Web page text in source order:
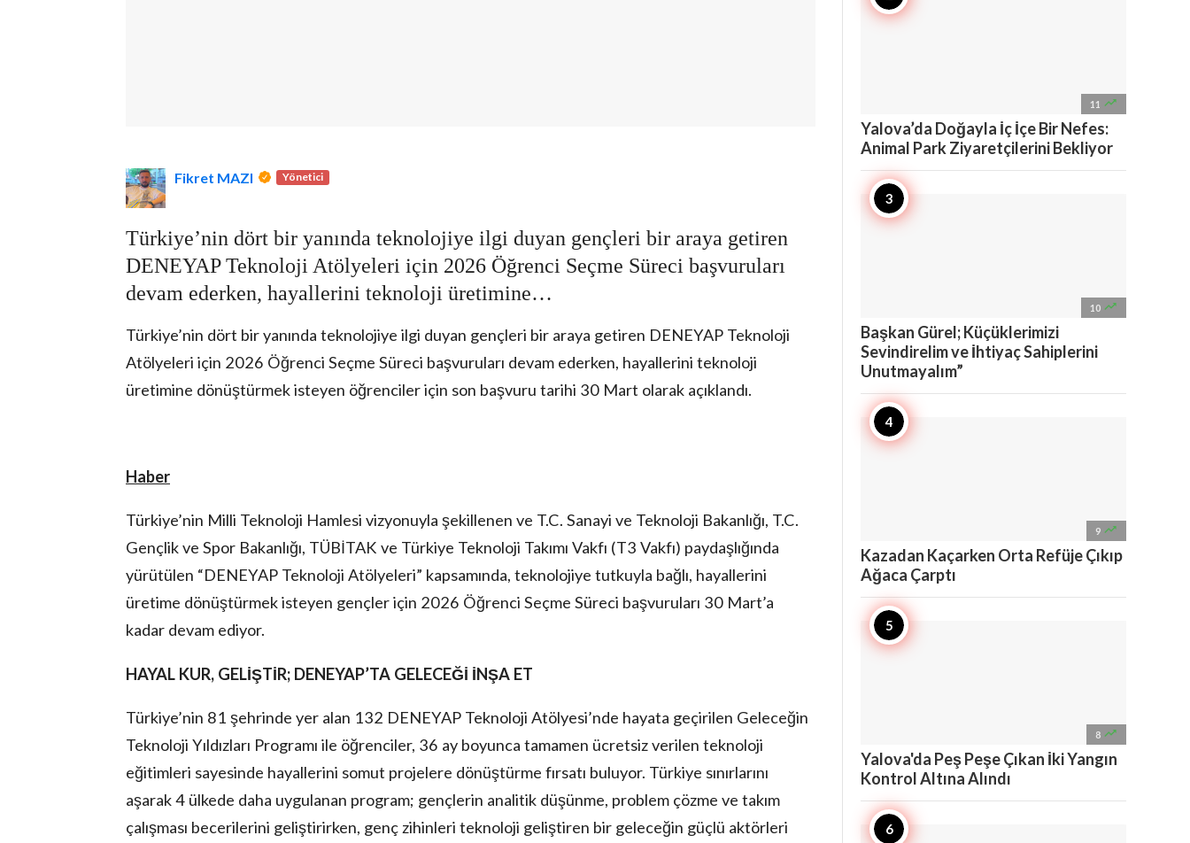
Fikret MAZI Yönetici
Türkiye’nin dört bir yanında teknolojiye ilgi duyan gençleri bir araya getiren
DENEYAP Teknoloji Atölyeleri için 2026 Öğrenci Seçme Süreci başvuruları
devam ederken, hayallerini teknoloji üretimine…
Türkiye’nin dört bir yanında teknolojiye ilgi duyan gençleri bir araya getiren DENEYAP Teknoloji
Atölyeleri için 2026 Öğrenci Seçme Süreci başvuruları devam ederken, hayallerini teknoloji
üretimine dönüştürmek isteyen öğrenciler için son başvuru tarihi 30 Mart olarak açıklandı.
Haber
Türkiye’nin Milli Teknoloji Hamlesi vizyonuyla şekillenen ve T.C. Sanayi ve Teknoloji Bakanlığı, T.C.
Gençlik ve Spor Bakanlığı, TÜBİTAK ve Türkiye Teknoloji Takımı Vakfı (T3 Vakfı) paydaşlığında
yürütülen “DENEYAP Teknoloji Atölyeleri” kapsamında, teknolojiye tutkuyla bağlı, hayallerini
üretime dönüştürmek isteyen gençler için 2026 Öğrenci Seçme Süreci başvuruları 30 Mart’a
kadar devam ediyor.
HAYAL KUR, GELİŞTİR; DENEYAP’TA GELECEĞİ İNŞA ET
Türkiye’nin 81 şehrinde yer alan 132 DENEYAP Teknoloji Atölyesi’nde hayata geçirilen Geleceğin
Teknoloji Yıldızları Programı ile öğrenciler, 36 ay boyunca tamamen ücretsiz verilen teknoloji
eğitimleri sayesinde hayallerini somut projelere dönüştürme fırsatı buluyor. Türkiye sınırlarını
aşarak 4 ülkede daha uygulanan program; gençlerin analitik düşünme, problem çözme ve takım
çalışması becerilerini geliştirirken, genç zihinleri teknoloji geliştiren bir geleceğin güçlü aktörleri
11 
Yalova’da Doğayla İç İçe Bir Nefes:
Animal Park Ziyaretçilerini Bekliyor
10 
Başkan Gürel; Küçüklerimizi
Sevindirelim ve İhtiyaç Sahiplerini
Unutmayalım”
9 
Kazadan Kaçarken Orta Refüje Çıkıp
Ağaca Çarptı
8 
Yalova'da Peş Peşe Çıkan İki Yangın
Kontrol Altına Alındı